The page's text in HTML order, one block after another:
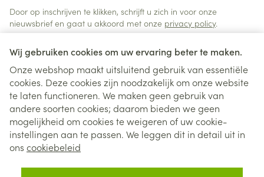
Wij gebruiken cookies om uw ervaring beter te maken.
Onze webshop maakt uitsluitend gebruik van essentiële
cookies. Deze cookies zijn noodzakelijk om onze website
te laten functioneren. We maken geen gebruik van
andere soorten cookies; daarom bieden we geen
mogelijkheid om cookies te weigeren of uw cookie-
instellingen aan te passen. We leggen dit in detail uit in
ons cookiebeleid
Door op inschrijven te klikken, schrijft u zich in voor onze
nieuwsbrief en gaat u akkoord met onze privacy policy.
Juridische links